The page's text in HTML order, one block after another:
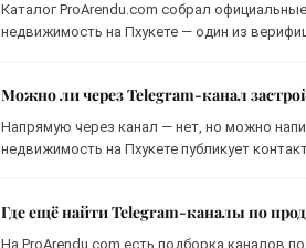
Каталог ProArendu.com собрал
недвижимость на Пхукете — один из
Можно ли через Telegram-канал
Напрямую через канал — нет, но можно
недвижимость на Пхукете публикует
Где ещё найти Telegram-каналы по
На ProArendu.com есть подборка каналов